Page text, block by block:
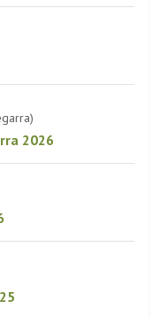
2026